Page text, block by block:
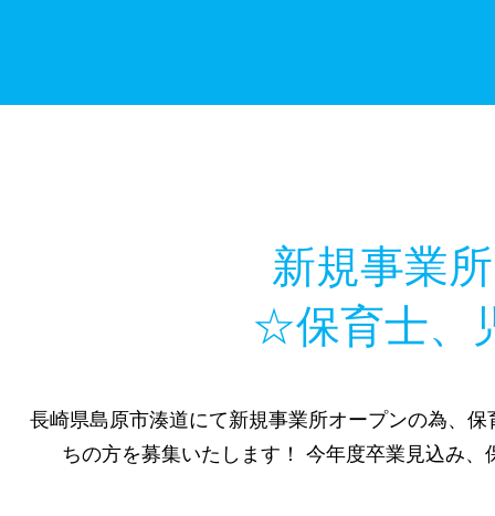
新規事業
☆保育士、
長崎県島原市湊道にて新規事業所オープンの為、
ちの方を募集いたします！ 今年度卒業見込み